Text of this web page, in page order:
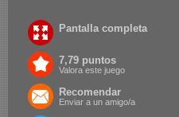
Pantalla completa
7,79 puntos
Valora este juego
Recomendar
Enviar a un amigo/a